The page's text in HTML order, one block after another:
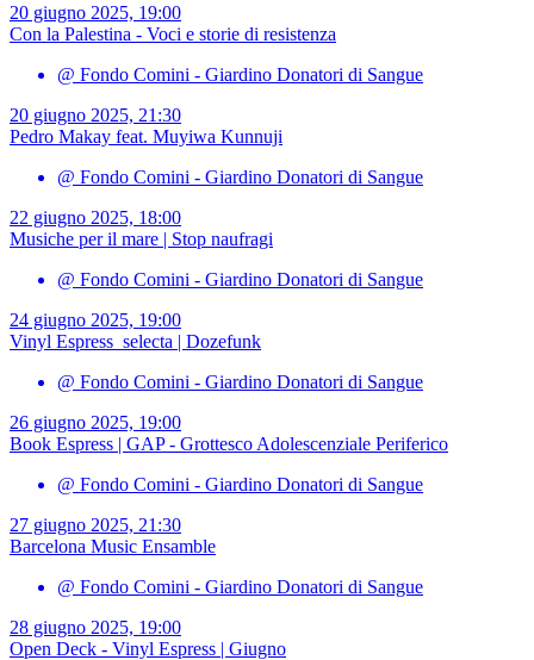
20 giugno 2025, 19:00
Con la Palestina - Voci e storie di resistenza
@ Fondo Comini - Giardino Donatori di Sangue
20 giugno 2025, 21:30
Pedro Makay feat. Muyiwa Kunnuji
@ Fondo Comini - Giardino Donatori di Sangue
22 giugno 2025, 18:00
Musiche per il mare | Stop naufragi
@ Fondo Comini - Giardino Donatori di Sangue
24 giugno 2025, 19:00
Vinyl Espress_selecta | Dozefunk
@ Fondo Comini - Giardino Donatori di Sangue
26 giugno 2025, 19:00
Book Espress | GAP - Grottesco Adolescenziale Periferico
@ Fondo Comini - Giardino Donatori di Sangue
27 giugno 2025, 21:30
Barcelona Music Ensamble
@ Fondo Comini - Giardino Donatori di Sangue
28 giugno 2025, 19:00
Open Deck - Vinyl Espress | Giugno